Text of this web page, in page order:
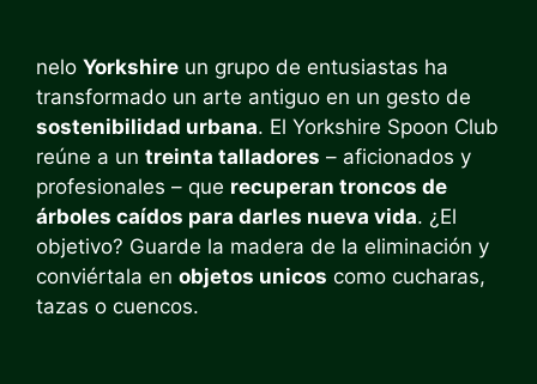
nelo Yorkshire un grupo de entusiastas ha
transformado un arte antiguo en un gesto de
sostenibilidad urbana. El Yorkshire Spoon Club
reúne a un treinta talladores – aficionados y
profesionales – que recuperan troncos de
árboles caídos para darles nueva vida. ¿El
objetivo? Guarde la madera de la eliminación y
conviértala en objetos unicos como cucharas,
tazas o cuencos.